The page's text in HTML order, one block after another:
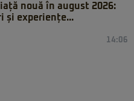
nouă în august 2026:
și experiențe...
14:06
Stanciu și-a